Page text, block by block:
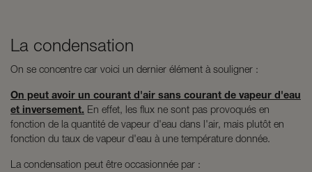
La condensation
On se concentre car voici un dernier élément à souligner :
On peut avoir un courant d'air sans courant de vapeur d'eau
et inversement. En effet, les flux ne sont pas provoqués en
fonction de la quantité de vapeur d'eau dans l'air, mais plutôt en
fonction du taux de vapeur d'eau à une température donnée.
La condensation peut être occasionnée par :